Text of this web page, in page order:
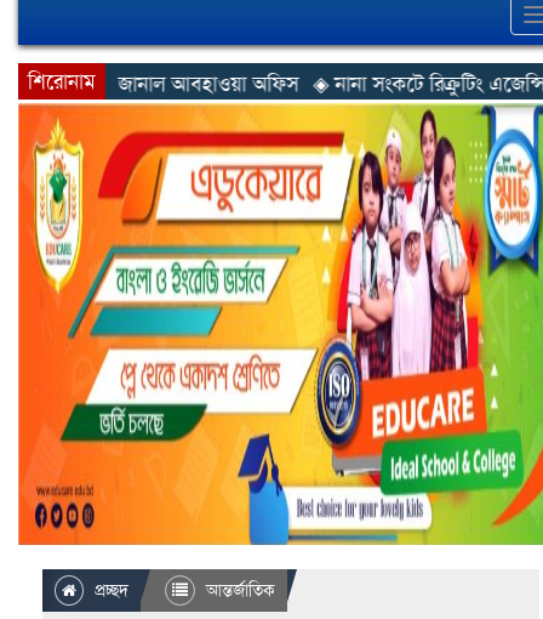
শিরোনাম
অফিস ◈ নানা সংকটে রিক্রুটিং এজেন্সি, হুমকির মুখে শ্রম রপ্তানি
প্রচ্ছদ
আন্তর্জাতিক